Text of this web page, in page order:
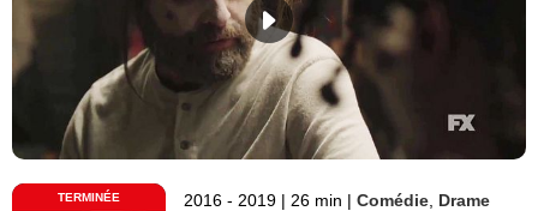
TERMINÉE 2016 - 2019 | 26 min | Comédie Drame